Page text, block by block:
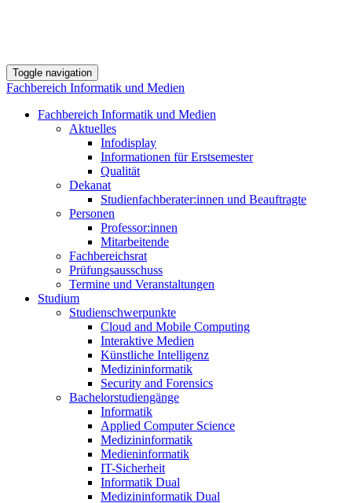
Toggle navigation
Fachbereich Informatik und Medien
Fachbereich Informatik und Medien
Aktuelles
Infodisplay
Informationen für Erstsemester
Qualität
Dekanat
Studienfachberater:innen und Beauftragte
Personen
Professor:innen
Mitarbeitende
Fachbereichsrat
Prüfungsausschuss
Termine und Veranstaltungen
Studium
Studienschwerpunkte
Cloud and Mobile Computing
Interaktive Medien
Künstliche Intelligenz
Medizininformatik
Security and Forensics
Bachelorstudiengänge
Informatik
Applied Computer Science
Medizininformatik
Medieninformatik
IT-Sicherheit
Informatik Dual
Medizininformatik Dual